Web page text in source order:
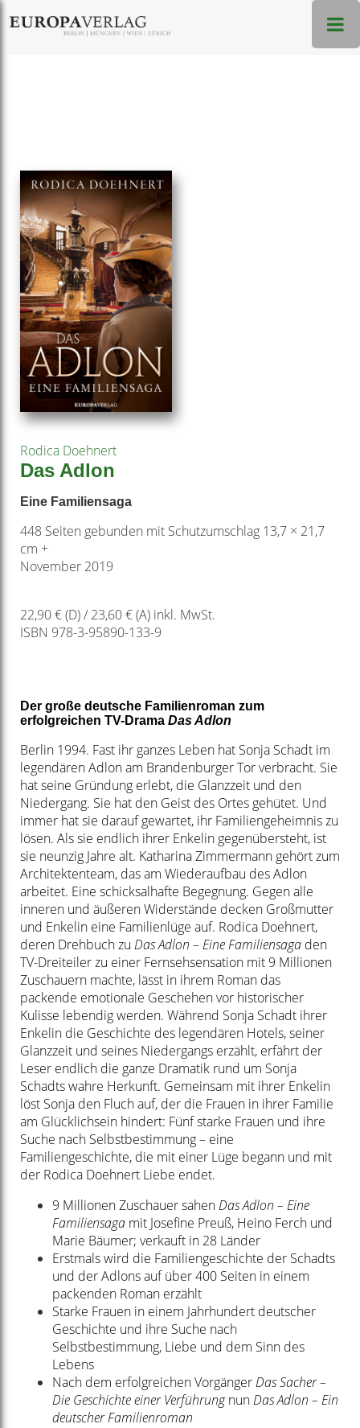
Rodica Doehnert
Das Adlon
Eine Familiensaga
448 Seiten gebunden mit Schutzumschlag 13,7 × 21,7
cm +
November 2019
22,90 € (D) / 23,60 € (A) inkl. MwSt.
ISBN 978-3-95890-133-9
Der große deutsche Familienroman zum
erfolgreichen TV-Drama Das Adlon
Berlin 1994. Fast ihr ganzes Leben hat Sonja Schadt im
legendären Adlon am Brandenburger Tor verbracht. Sie
hat seine Gründung erlebt, die Glanzzeit und den
Niedergang. Sie hat den Geist des Ortes gehütet. Und
immer hat sie darauf gewartet, ihr Familiengeheimnis zu
lösen. Als sie endlich ihrer Enkelin gegenübersteht, ist
sie neunzig Jahre alt. Katharina Zimmermann gehört zum
Architektenteam, das am Wiederaufbau des Adlon
arbeitet. Eine schicksalhafte Begegnung. Gegen alle
inneren und äußeren Widerstände decken Großmutter
und Enkelin eine Familienlüge auf. Rodica Doehnert,
deren Drehbuch zu Das Adlon – Eine Familiensagaden
TV-Dreiteiler zu einer Fernsehsensation mit 9 Millionen
Zuschauern machte, lässt in ihrem Roman das
packende emotionale Geschehen vor historischer
Kulisse lebendig werden. Während Sonja Schadt ihrer
Enkelin die Geschichte des legendären Hotels, seiner
Glanzzeit und seines Niedergangs erzählt, erfährt der
Leser endlich die ganze Dramatik rund um Sonja
Schadts wahre Herkunft. Gemeinsam mit ihrer Enkelin
löst Sonja den Fluch auf, der die Frauen in ihrer Familie
am Glücklichsein hindert: Fünf starke Frauen und ihre
Suche nach Selbstbestimmung – eine
Familiengeschichte, die mit einer Lüge begann und mit
der Rodica Doehnert Liebe endet.
9 Millionen Zuschauer sahenDas Adlon – Eine
Familiensagamit Josefine Preuß, Heino Ferch und
Marie Bäumer; verkauft in 28 Länder
Erstmals wird die Familiengeschichte der Schadts
und der Adlons auf über 400 Seiten in einem
packenden Roman erzählt
Starke Frauen in einem Jahrhundert deutscher
Geschichte und ihre Suche nach
Selbstbestimmung, Liebe und dem Sinn des
Lebens
Nach dem erfolgreichen VorgängerDas Sacher –
Die Geschichte einer VerführungnunDas Adlon – Ein
deutscher Familienroman